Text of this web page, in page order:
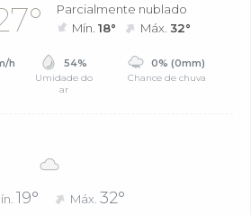
Parcialmente nublado
Mín.18° Máx.32°
h 54%
Umidade do
ar
0% (0mm)
Chance de chuva
19° Máx. 32°